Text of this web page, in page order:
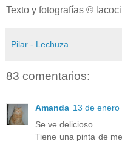
Texto y fotografías ©
Pilar - Lechuza
83 comentarios:
Amanda 13 de enero
Se ve delicioso.
Tiene una pinta de